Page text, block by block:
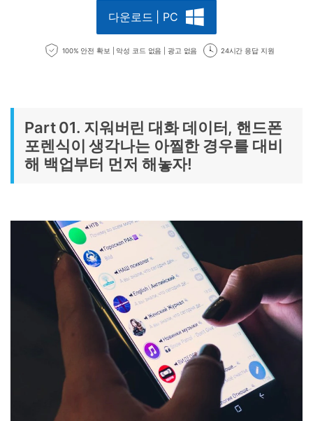
다운로드 | PC
100% 안전 확보 | 악성 코드 없음 | 광고 없음 24시간 응답 지원
Part 01. 지워버린 대화 데이터, 핸드폰
포렌식이 생각나는 아찔한 경우를 대비
해 백업부터 먼저 해놓자!